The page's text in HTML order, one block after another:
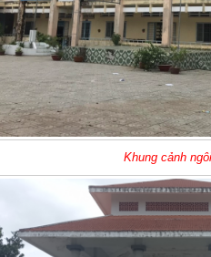
Khung cảnh